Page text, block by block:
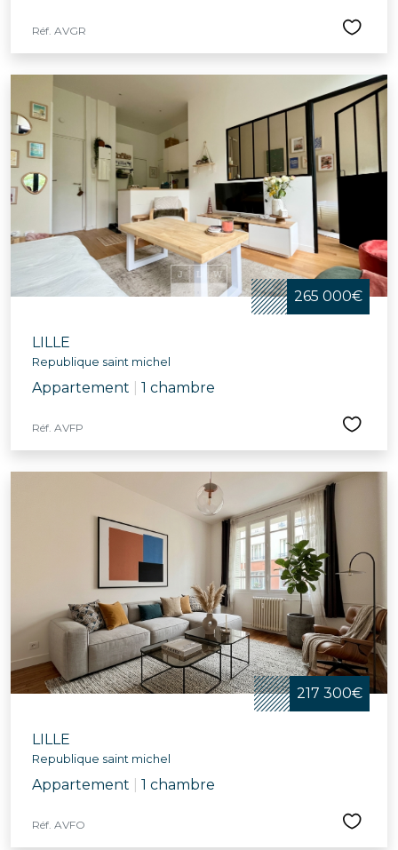
Réf. AVGR
265 000€
LILLE
Republique saint michel
Appartement 1 chambre
Réf. AVFP
217 300€
LILLE
Republique saint michel
Appartement 1 chambre
Réf. AVFO